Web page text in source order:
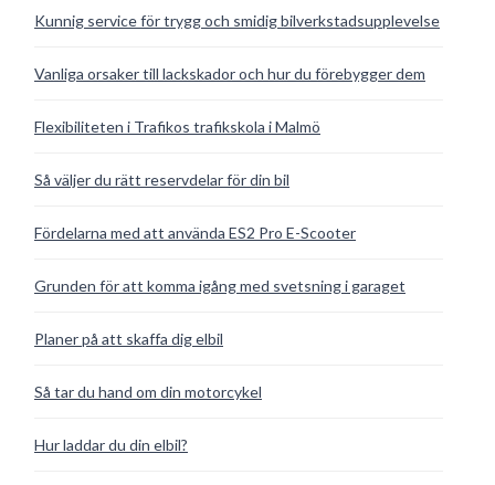
Kunnig service för trygg och smidig bilverkstadsupplevelse
Vanliga orsaker till lackskador och hur du förebygger dem
Flexibiliteten i Trafikos trafikskola i Malmö
Så väljer du rätt reservdelar för din bil
Fördelarna med att använda ES2 Pro E-Scooter
Grunden för att komma igång med svetsning i garaget
Planer på att skaffa dig elbil
Så tar du hand om din motorcykel
Hur laddar du din elbil?